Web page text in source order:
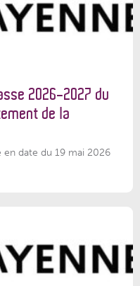
2026-2027 du
de la
en date du 19 mai 2026